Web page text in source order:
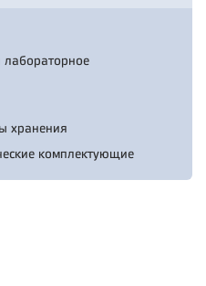
лабораторное
хранения
комплектующие